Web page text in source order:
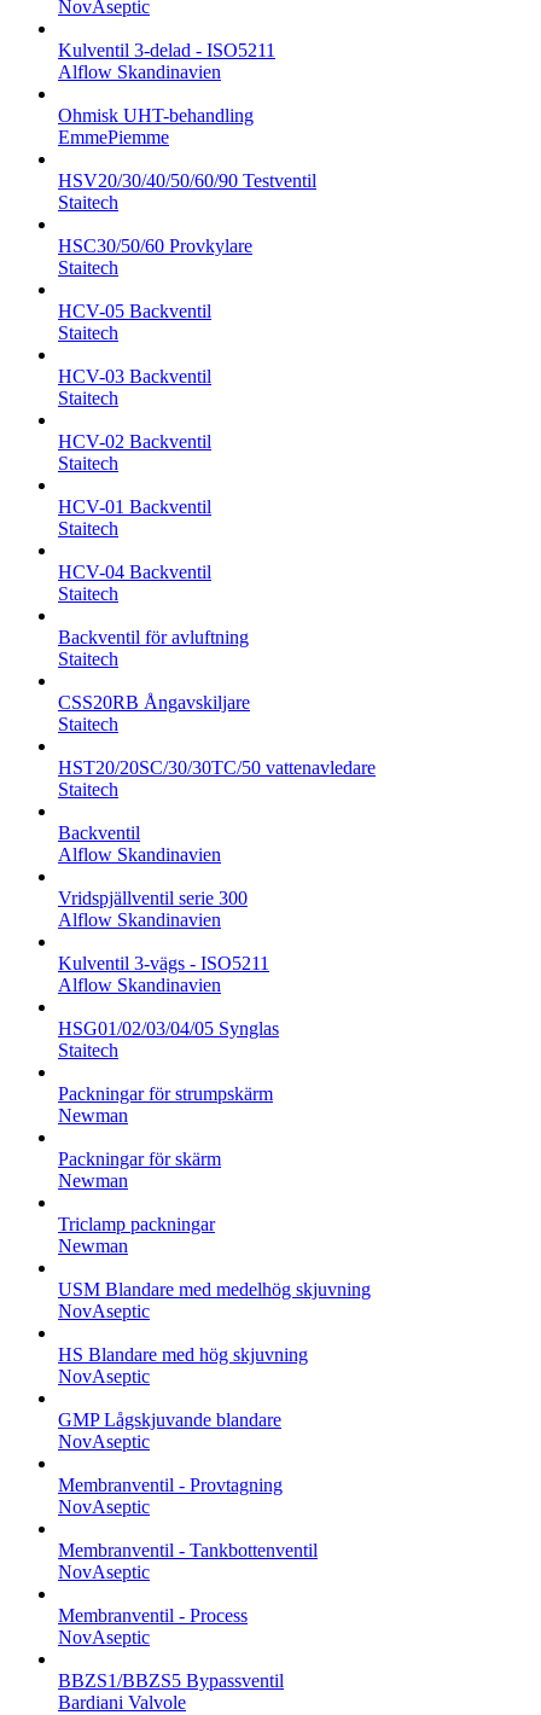
NovAseptic
Kulventil 3-delad - ISO5211
Alflow Skandinavien
Ohmisk UHT-behandling
EmmePiemme
HSV20/30/40/50/60/90 Testventil
Staitech
HSC30/50/60 Provkylare
Staitech
HCV-05 Backventil
Staitech
HCV-03 Backventil
Staitech
HCV-02 Backventil
Staitech
HCV-01 Backventil
Staitech
HCV-04 Backventil
Staitech
Backventil för avluftning
Staitech
CSS20RB Ångavskiljare
Staitech
HST20/20SC/30/30TC/50 vattenavledare
Staitech
Backventil
Alflow Skandinavien
Vridspjällventil serie 300
Alflow Skandinavien
Kulventil 3-vägs - ISO5211
Alflow Skandinavien
HSG01/02/03/04/05 Synglas
Staitech
Packningar för strumpskärm
Newman
Packningar för skärm
Newman
Triclamp packningar
Newman
USM Blandare med medelhög skjuvning
NovAseptic
HS Blandare med hög skjuvning
NovAseptic
GMP Lågskjuvande blandare
NovAseptic
Membranventil - Provtagning
NovAseptic
Membranventil - Tankbottenventil
NovAseptic
Membranventil - Process
NovAseptic
BBZS1/BBZS5 Bypassventil
Bardiani Valvole